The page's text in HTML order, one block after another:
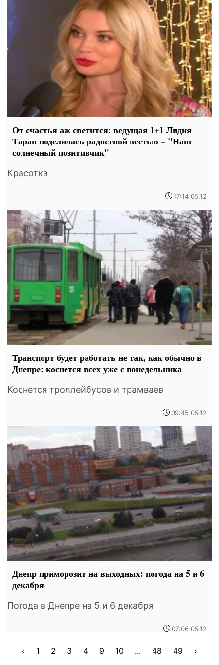
От счастья аж светится: ведущая 1+1 Лидия
Таран поделилась радостной вестью – "Наш
солнечный позитивчик"
Красотка
17:14 05.12
Транспорт будет работать не так, как обычно в
Днепре: коснется всех уже с понедельника
Коснется троллейбусов и трамваев
09:45 05.12
Днепр приморозит на выходных: погода на 5 и 6
декабря
Погода в Днепре на 5 и 6 декабря
07:06 05.12
‹ 1 2 3 4 9 10 ... 48 49 ›